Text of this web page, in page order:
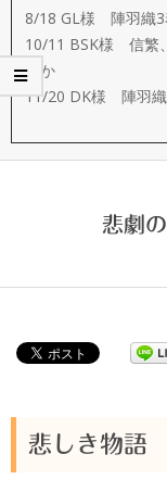
製
作
武
衆
8/18 GL様 陣羽織3
10/11 BSK様 信繁
ほか
11/20 DK様 陣羽
悲劇
悲しき物語